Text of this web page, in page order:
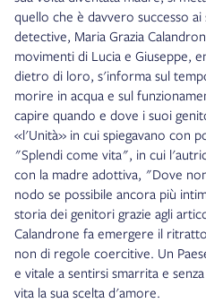
quello che è davvero successo
detective, Maria Grazia
movimenti di Lucia e Giuseppe,
dietro di loro, s'informa sul
morire in acqua e sul
capire quando e dove i suoi
«l'Unità» in cui spiegavano con
"Splendi come vita", in cui
con la madre adottiva, "Dove
nodo se possibile ancora più
storia dei genitori grazie agli
Calandrone fa emergere il
non di regole coercitive. Un
e vitale a sentirsi smarrita e
vita la sua scelta d'amore.